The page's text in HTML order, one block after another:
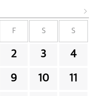
F S S
2 3 4
9 10 11